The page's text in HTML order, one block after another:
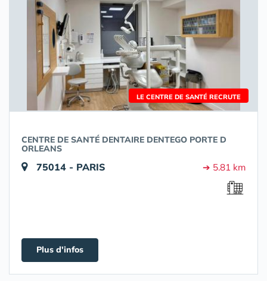
LE CENTRE DE SANTÉ RECRUTE
CENTRE DE SANTÉ DENTAIRE DENTEGO PORTE D
ORLEANS
75014 - PARIS ➔ 5.81 km
Plus d'infos